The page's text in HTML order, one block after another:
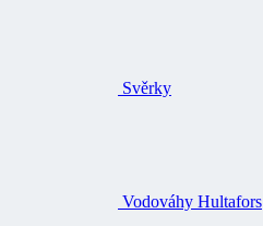
Svěrky
Vodováhy Hultafors